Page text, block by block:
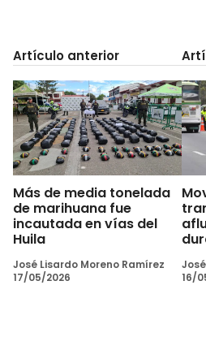
Artículo anterior
Más de media tonelada
de marihuana fue
incautada en vías del
Huila
José Lisardo Moreno Ramírez
17/05/2026
16/